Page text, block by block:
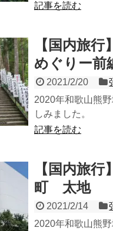
記事を読む
【国内旅
めぐりー前
2021/2/20
2020年和歌山熊
しみました。
記事を読む
【国内旅
町 太地
2021/2/14
2020年和歌山熊